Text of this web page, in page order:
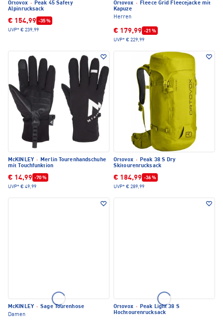
Ortovox · Peak 45 Safety
Alpinrucksack
€ 154,99 -35 %
UVP* € 239,99
Ortovox · Fleece Grid Fleecejacke mit
Kapuze
Herren
€ 179,99 -21 %
UVP* € 229,99
McKINLEY · Merlin Tourenhandschuhe
mit Touchfunktion
€ 14,99 -70 %
UVP* € 49,99
Ortovox · Peak 38 S Dry
Skitourenrucksack
€ 184,99 -36 %
UVP* € 289,99
McKINLEY · Sage Tourenhose
Damen
Ortovox · Peak Light 38 S
Hochtourenrucksack